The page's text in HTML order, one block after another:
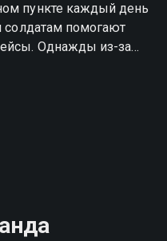
пункте каждый день
солдатам помогают
Однажды из-за
ложная тревога. Для
и мужества.